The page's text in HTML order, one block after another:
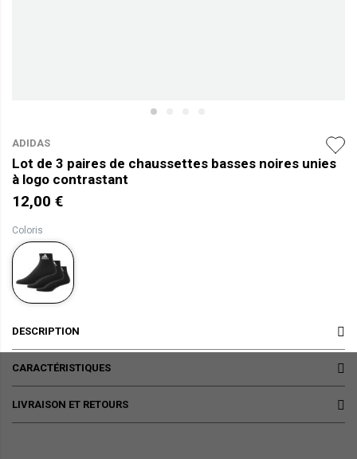
ADIDAS
Lot de 3 paires de chaussettes basses noires unies
à logo contrastant
12,00 €
Coloris
DESCRIPTION
CARACTÉRISTIQUES
LIVRAISON ET RETOURS